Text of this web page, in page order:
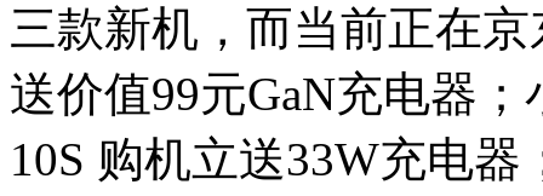
三款新机，而当前正在
送价值99元GaN充电器
10S 购机立送33W充电器